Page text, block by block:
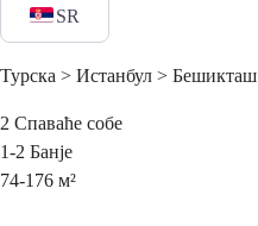
SR
Турска > Истанбул > Бешикташ
2 Спаваће собе
1-2 Банје
74-176 м²